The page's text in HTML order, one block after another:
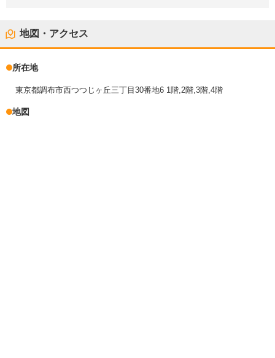
地図・アクセス
所在地
東京都調布市西つつじヶ丘三丁目30番地6 1階,2階,3階,4階
地図